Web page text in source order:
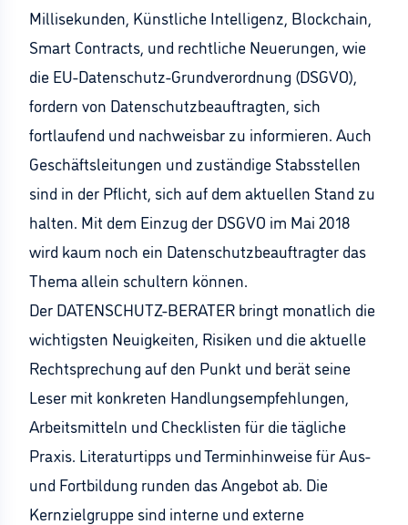
Millisekunden, Künstliche Intelligenz, Blockchain,
Smart Contracts, und rechtliche Neuerungen, wie
die EU-Datenschutz-Grundverordnung (DSGVO),
fordern von Datenschutzbeauftragten, sich
fortlaufend und nachweisbar zu informieren. Auch
Geschäftsleitungen und zuständige Stabsstellen
sind in der Pflicht, sich auf dem aktuellen Stand zu
halten. Mit dem Einzug der DSGVO im Mai 2018
wird kaum noch ein Datenschutzbeauftragter das
Thema allein schultern können.
Der DATENSCHUTZ-BERATER bringt monatlich die
wichtigsten Neuigkeiten, Risiken und die aktuelle
Rechtsprechung auf den Punkt und berät seine
Leser mit konkreten Handlungsempfehlungen,
Arbeitsmitteln und Checklisten für die tägliche
Praxis. Literaturtipps und Terminhinweise für Aus-
und Fortbildung runden das Angebot ab. Die
Kernzielgruppe sind interne und externe